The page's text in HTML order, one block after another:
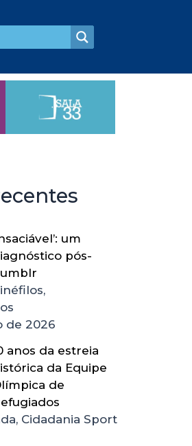
um
pós-
de 2026
anos da estreia
da Equipe
de
Cidadania Sport